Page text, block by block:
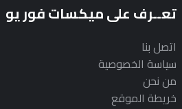
تعــرف على ميكسات فور يو
اتصل بنا
سياسة الخصوصية
من نحن
خريطة الموقع